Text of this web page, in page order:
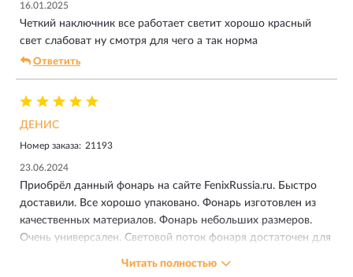
16.01.2025
Четкий наключник все работает светит хорошо красный
свет слабоват ну смотря для чего а так норма
Ответить
ДЕНИС
Номер заказа: 21193
23.06.2024
Приобрёл данный фонарь на сайте FenixRussia.ru. Быстро
доставили. Все хорошо упаковано. Фонарь изготовлен из
качественных материалов. Фонарь небольших размеров.
Очень универсален. Световой поток фонаря достаточен для
Читать полностью